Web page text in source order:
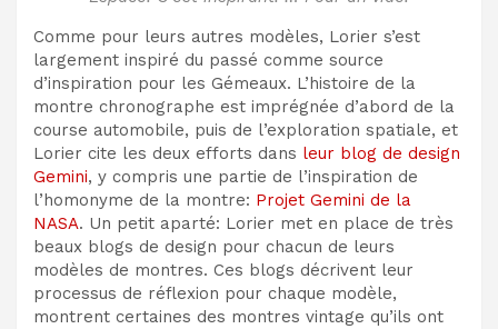
Comme pour leurs autres modèles, Lorier s’est
largement inspiré du passé comme source
d’inspiration pour les Gémeaux. L’histoire de la
montre chronographe est imprégnée d’abord de la
course automobile, puis de l’exploration spatiale, et
Lorier cite les deux efforts dans leur blog de design
Gemini, y compris une partie de l’inspiration de
l’homonyme de la montre: Projet Gemini de la
NASA. Un petit aparté: Lorier met en place de très
beaux blogs de design pour chacun de leurs
modèles de montres. Ces blogs décrivent leur
processus de réflexion pour chaque modèle,
montrent certaines des montres vintage qu’ils ont